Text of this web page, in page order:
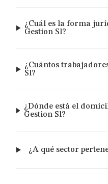
¿Cuál es la forma
Gestion Sl?
¿Cuántos
Sl?
¿Dónde está el
Gestion Sl?
¿A qué sector